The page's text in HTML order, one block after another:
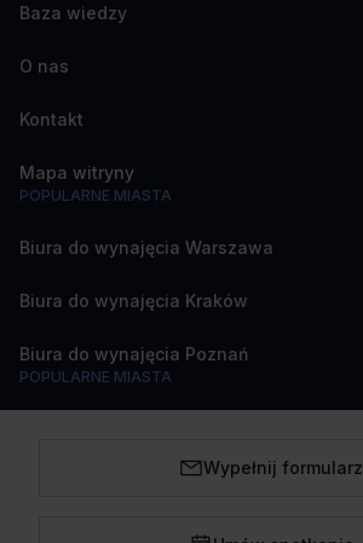
Baza wiedzy
O nas
Kontakt
Mapa witryny
POPULARNE MIASTA
Biura do wynajęcia Warszawa
Biura do wynajęcia Kraków
Biura do wynajęcia Poznań
POPULARNE MIASTA
Biura do wynajęcia Wrocław
Biura do wynajęcia Trójmiasto
Wypełnij formularz